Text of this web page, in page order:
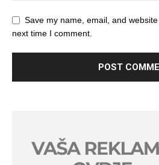
Save my name, email, and
next time I comment.